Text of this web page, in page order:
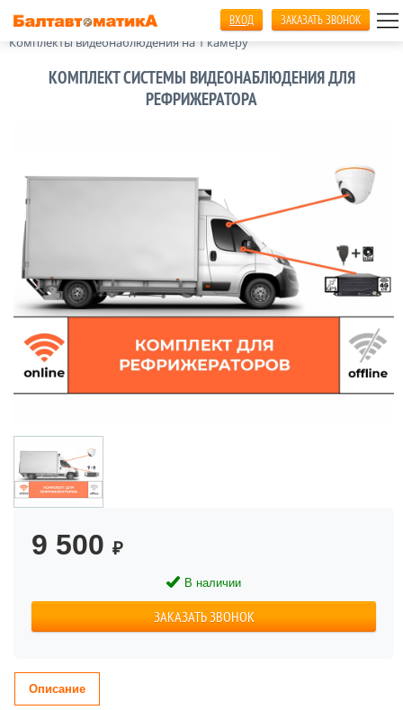
ВХОД ЗАКАЗАТЬ ЗВОНОК
Главная
Видеонаблюдение
Комплекты видеонаблюдения на 1 камеру
КОМПЛЕКТ СИСТЕМЫ ВИДЕОНАБЛЮДЕНИЯ ДЛЯ
РЕФРИЖЕРАТОРА
9 500 ₽
В наличии
ЗАКАЗАТЬ ЗВОНОК
Описание